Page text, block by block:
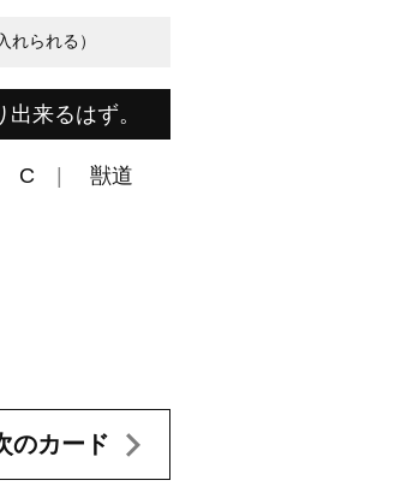
れられる）
来るはず。
C 獣道
のカード